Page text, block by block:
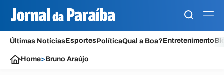
Últimas NotíciasEsportesPolíticaQual a Boa?Entretenimento
Home>Bruno Araújo